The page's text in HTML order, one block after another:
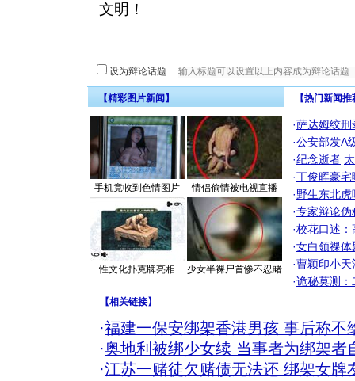
设为辩论话题
【精彩图片新闻】
手机竟收到色情图片 情侣偷情被电视直播
性文化扑克牌亮相 少女半裸尸首惨不忍睹
【热门新闻
·萨达姆绞刑
·公安部发A
·纪念逝者
·丁俊晖豪
·野生东北
·专家辩论伪
·校花口述：
·女白领祼体
·曹颖印小天
·诡秘莫测：
【相关链接】
·福建一保安绑架香港男孩 事后称不
·奥地利被绑少女续 当事者为绑架者
·江苏一赌徒欠赌债无法还 绑架女牌